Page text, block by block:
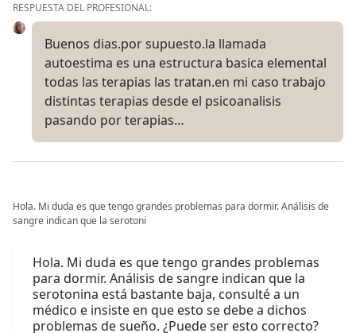
RESPUESTA DEL PROFESIONAL:
Buenos dias.por supuesto.la llamada
autoestima es una estructura basica elemental
todas las terapias las tratan.en mi caso trabajo
distintas terapias desde el psicoanalisis
pasando por terapias…
Hola. Mi duda es que tengo grandes problemas para dormir. Análisis de
sangre indican que la serotoni
Hola. Mi duda es que tengo grandes problemas
para dormir. Análisis de sangre indican que la
serotonina está bastante baja, consulté a un
médico e insiste en que esto se debe a dichos
problemas de sueño. ¿Puede ser esto correcto?